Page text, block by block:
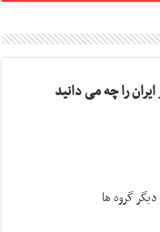
را چه می دانید
گروه ها